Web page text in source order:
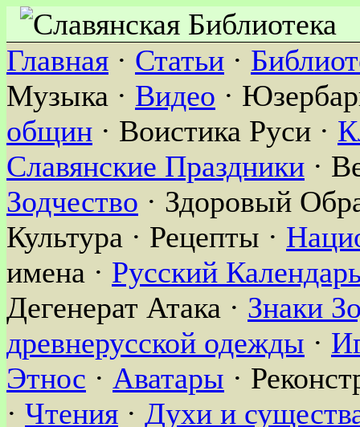
Главная · Статьи ·
Музыка · Видео ·
общин · Воистика Руси ·
Славянские Праздники ·
Зодчество · Здоровый
Культура · Рецепты ·
имена · Русский
Дегенерат Атака · Знаки
древнерусской одежды ·
Этнос · Аватары ·
· Чтения · Духи и